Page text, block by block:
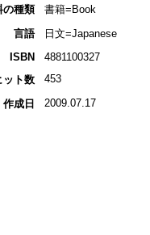
の種類
書籍=Book
言語
日文=Japanese
ISBN
4881100327
ット数
453
作成日 2009.07.17